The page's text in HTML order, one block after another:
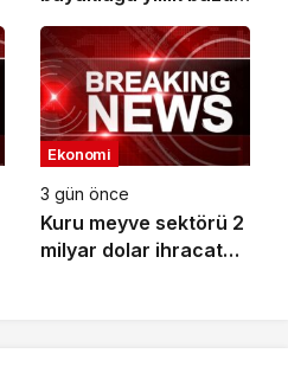
yüzde 28 artışla 5,8
trilyon TL’yi aştı
Ekonomi
3 gün önce
Kuru meyve sektörü 2
milyar dolar ihracat